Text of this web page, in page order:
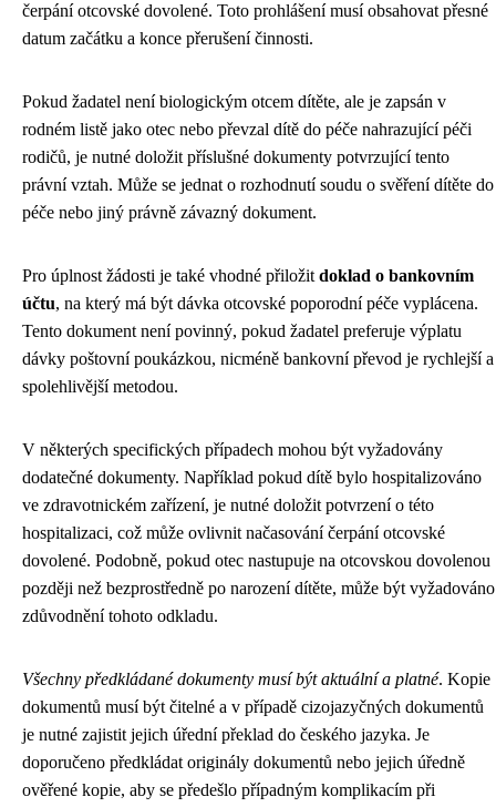
čerpání otcovské dovolené. Toto prohlášení musí obsahovat přesné
datum začátku a konce přerušení činnosti.
Pokud žadatel není biologickým otcem dítěte, ale je zapsán v
rodném listě jako otec nebo převzal dítě do péče nahrazující péči
rodičů, je nutné doložit příslušné dokumenty potvrzující tento
právní vztah. Může se jednat o rozhodnutí soudu o svěření dítěte do
péče nebo jiný právně závazný dokument.
Pro úplnost žádosti je také vhodné přiložit doklad o bankovním
účtu, na který má být dávka otcovské poporodní péče vyplácena.
Tento dokument není povinný, pokud žadatel preferuje výplatu
dávky poštovní poukázkou, nicméně bankovní převod je rychlejší a
spolehlivější metodou.
V některých specifických případech mohou být vyžadovány
dodatečné dokumenty. Například pokud dítě bylo hospitalizováno
ve zdravotnickém zařízení, je nutné doložit potvrzení o této
hospitalizaci, což může ovlivnit načasování čerpání otcovské
dovolené. Podobně, pokud otec nastupuje na otcovskou dovolenou
později než bezprostředně po narození dítěte, může být vyžadováno
zdůvodnění tohoto odkladu.
Všechny předkládané dokumenty musí být aktuální a platné. Kopie
dokumentů musí být čitelné a v případě cizojazyčných dokumentů
je nutné zajistit jejich úřední překlad do českého jazyka. Je
doporučeno předkládat originály dokumentů nebo jejich úředně
ověřené kopie, aby se předešlo případným komplikacím při